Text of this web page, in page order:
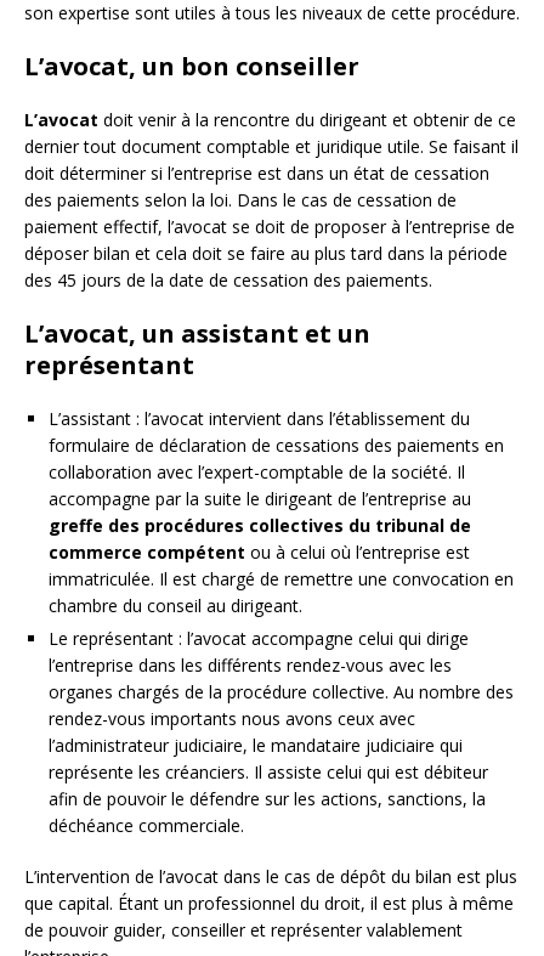
son expertise sont utiles à tous les niveaux de cette procédure.
L’avocat, un bon conseiller
L’avocat doit venir à la rencontre du dirigeant et obtenir de ce
dernier tout document comptable et juridique utile. Se faisant il
doit déterminer si l’entreprise est dans un état de cessation
des paiements selon la loi. Dans le cas de cessation de
paiement effectif, l’avocat se doit de proposer à l’entreprise de
déposer bilan et cela doit se faire au plus tard dans la période
des 45 jours de la date de cessation des paiements.
L’avocat, un assistant et un
représentant
L’assistant : l’avocat intervient dans l’établissement du
formulaire de déclaration de cessations des paiements en
collaboration avec l’expert-comptable de la société. Il
accompagne par la suite le dirigeant de l’entreprise au
greffe des procédures collectives du tribunal de
commerce compétent ou à celui où l’entreprise est
immatriculée. Il est chargé de remettre une convocation en
chambre du conseil au dirigeant.
Le représentant : l’avocat accompagne celui qui dirige
l’entreprise dans les différents rendez-vous avec les
organes chargés de la procédure collective. Au nombre des
rendez-vous importants nous avons ceux avec
l’administrateur judiciaire, le mandataire judiciaire qui
représente les créanciers. Il assiste celui qui est débiteur
afin de pouvoir le défendre sur les actions, sanctions, la
déchéance commerciale.
L’intervention de l’avocat dans le cas de dépôt du bilan est plus
que capital. Étant un professionnel du droit, il est plus à même
de pouvoir guider, conseiller et représenter valablement